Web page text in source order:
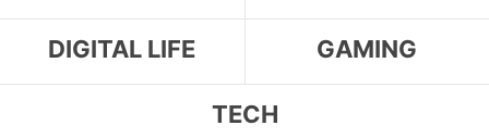
DIGITAL LIFE GAMING
TECH